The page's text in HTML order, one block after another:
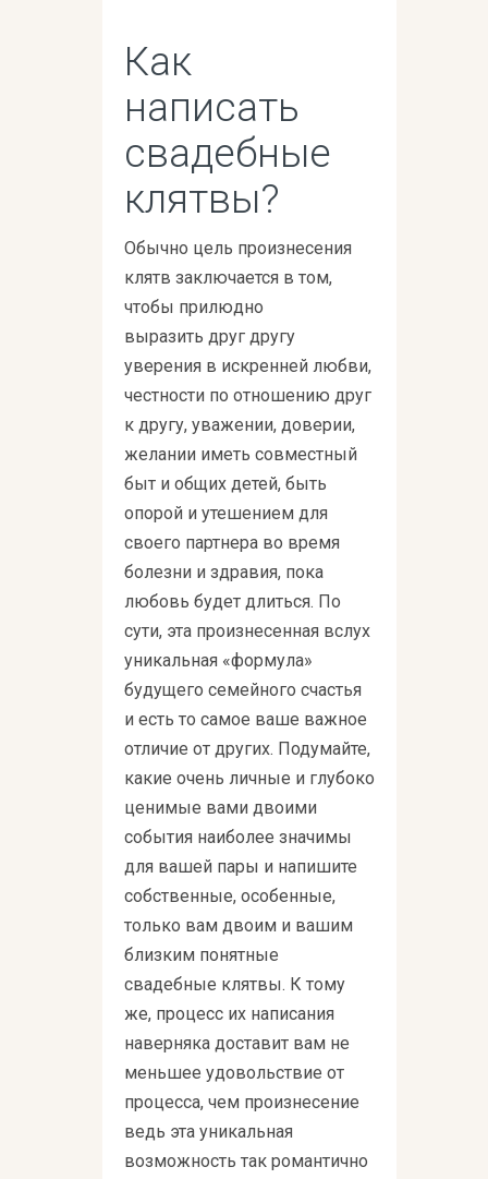
Как
написать
свадебные
клятвы?
Обычно цель произнесения
клятв заключается в том,
чтобы прилюдно
выразить друг другу
уверения в искренней любви,
честности по отношению друг
к другу, уважении, доверии,
желании иметь совместный
быт и общих детей, быть
опорой и утешением для
своего партнера во время
болезни и здравия, пока
любовь будет длиться. По
сути, эта произнесенная вслух
уникальная «формула»
будущего семейного счастья
и есть то самое ваше важное
отличие от других. Подумайте,
какие очень личные и глубоко
ценимые вами двоими
события наиболее значимы
для вашей пары и напишите
собственные, особенные,
только вам двоим и вашим
близким понятные
свадебные клятвы. К тому
же, процесс их написания
наверняка доставит вам не
меньшее удовольствие от
процесса, чем произнесение
ведь эта уникальная
возможность так романтично